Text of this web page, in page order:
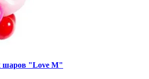
шаров "Love M"